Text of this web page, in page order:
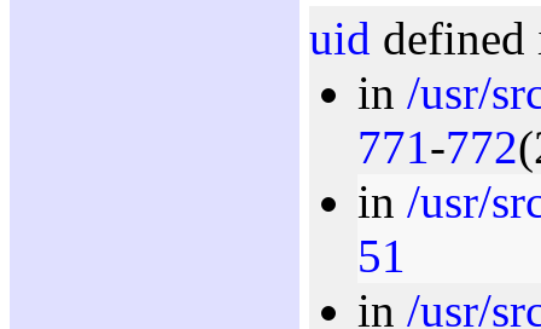
uid
in /usr/
771-772
in /usr/
51
in /usr/